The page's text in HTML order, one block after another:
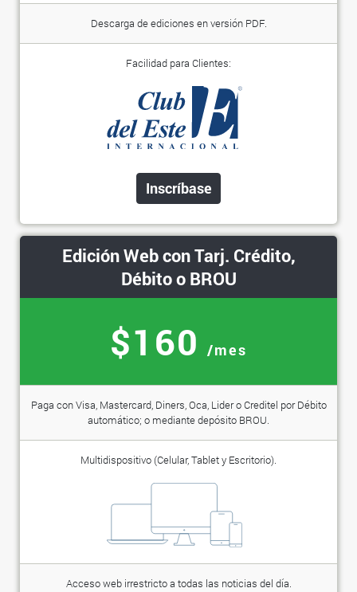
Descarga de ediciones en versión PDF.
Facilidad para Clientes:
Inscríbase
Edición Web con Tarj. Crédito,
Débito o BROU
$160 /mes
Paga con Visa, Mastercard, Diners, Oca, Lider o Creditel por Débito
automático; o mediante depósito BROU.
Multidispositivo (Celular, Tablet y Escritorio).
Acceso web irrestricto a todas las noticias del día.